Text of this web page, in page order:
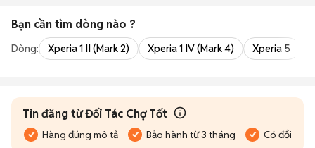
Bạn cần tìm dòng nào ?
Dòng: Xperia 1 II (Mark 2) Xperia 1 IV (Mark 4) Xperia 5
Tin đăng từ Đối Tác Chợ Tốt
Hàng đúng mô tả Bảo hành từ 3 tháng Có đổi trả